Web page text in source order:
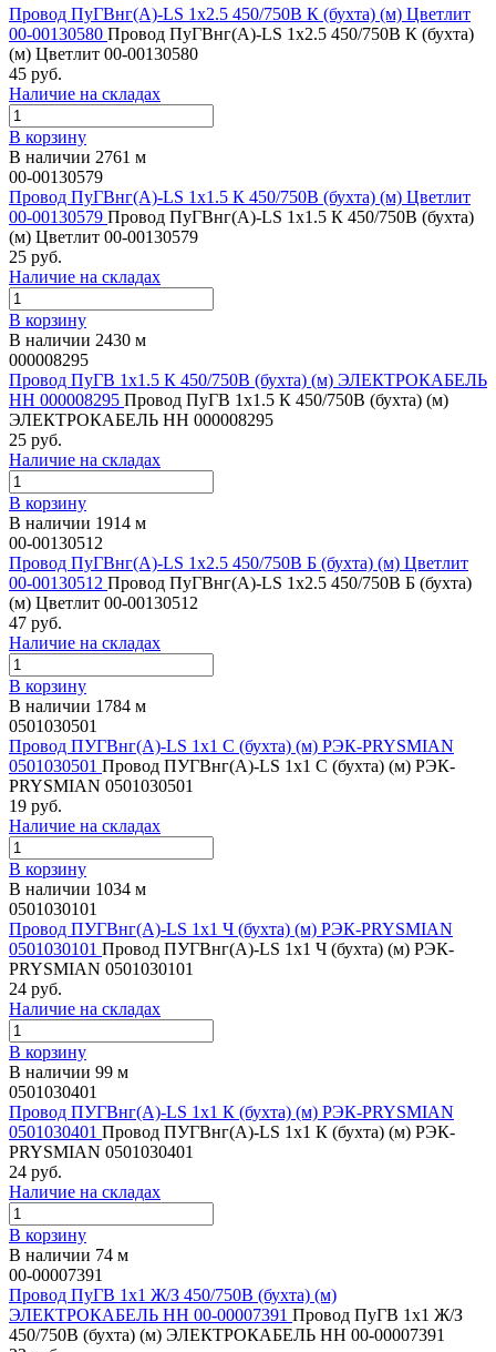
Провод ПуГВнг(А)-LS 1х2.5 450/750В К (бухта) (м) Цветлит
00-00130580 Провод ПуГВнг(А)-LS 1х2.5 450/750В К (бухта)
(м) Цветлит 00-00130580
45 руб.
Наличие на складах
В корзину
В наличии 2761 м
00-00130579
Провод ПуГВнг(А)-LS 1х1.5 К 450/750В (бухта) (м) Цветлит
00-00130579 Провод ПуГВнг(А)-LS 1х1.5 К 450/750В (бухта)
(м) Цветлит 00-00130579
25 руб.
Наличие на складах
В корзину
В наличии 2430 м
000008295
Провод ПуГВ 1х1.5 К 450/750В (бухта) (м) ЭЛЕКТРОКАБЕЛЬ
НН 000008295 Провод ПуГВ 1х1.5 К 450/750В (бухта) (м)
ЭЛЕКТРОКАБЕЛЬ НН 000008295
25 руб.
Наличие на складах
В корзину
В наличии 1914 м
00-00130512
Провод ПуГВнг(А)-LS 1х2.5 450/750В Б (бухта) (м) Цветлит
00-00130512 Провод ПуГВнг(А)-LS 1х2.5 450/750В Б (бухта)
(м) Цветлит 00-00130512
47 руб.
Наличие на складах
В корзину
В наличии 1784 м
0501030501
Провод ПУГВнг(А)-LS 1х1 С (бухта) (м) РЭК-PRYSMIAN
0501030501 Провод ПУГВнг(А)-LS 1х1 С (бухта) (м) РЭК-
PRYSMIAN 0501030501
19 руб.
Наличие на складах
В корзину
В наличии 1034 м
0501030101
Провод ПУГВнг(А)-LS 1х1 Ч (бухта) (м) РЭК-PRYSMIAN
0501030101 Провод ПУГВнг(А)-LS 1х1 Ч (бухта) (м) РЭК-
PRYSMIAN 0501030101
24 руб.
Наличие на складах
В корзину
В наличии 99 м
0501030401
Провод ПУГВнг(А)-LS 1х1 К (бухта) (м) РЭК-PRYSMIAN
0501030401 Провод ПУГВнг(А)-LS 1х1 К (бухта) (м) РЭК-
PRYSMIAN 0501030401
24 руб.
Наличие на складах
В корзину
В наличии 74 м
00-00007391
Провод ПуГВ 1х1 Ж/З 450/750В (бухта) (м)
ЭЛЕКТРОКАБЕЛЬ НН 00-00007391 Провод ПуГВ 1х1 Ж/З
450/750В (бухта) (м) ЭЛЕКТРОКАБЕЛЬ НН 00-00007391